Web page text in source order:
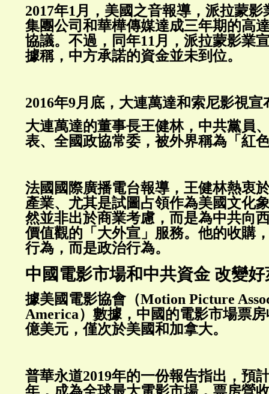
2017年1月，美國之音報導，派拉蒙
集團公司和華樺傳媒達成三年期的高
協議。不過，同年11月，派拉蒙影業
據稱，中方承諾的資金並未到位。
2016年9月底，大連萬達和索尼影視
大連萬達的董事長王健林，中共黨員
表、全國政協常委，被外界稱為「紅
法國國際廣播電台報導，王健林熱衷
產業、尤其是試圖占領作為美國文化
然並非出於商業考慮，而是為中共向
價值觀的「大外宣」服務。他的收購
行為，而是政治行為。
中國電影市場和中共資金 改變好
據美國電影協會（Motion Picture
America）數據，中國的電影市場票房
億美元，僅次於美國和加拿大。
普華永道2019年的一份報告指出，預